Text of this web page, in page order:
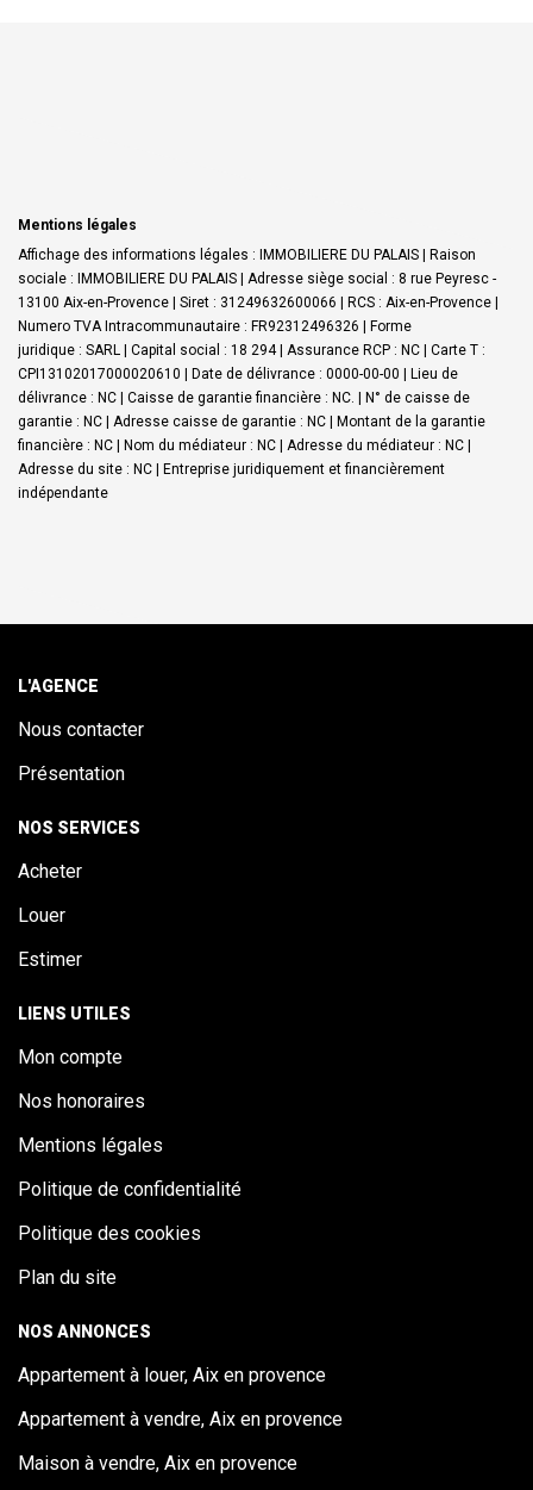
Mentions légales
Affichage des informations légales : IMMOBILIERE DU PALAIS | Raison
sociale : IMMOBILIERE DU PALAIS | Adresse siège social : 8 rue Peyresc -
13100 Aix-en-Provence | Siret : 31249632600066 | RCS : Aix-en-Provence |
Numero TVA Intracommunautaire : FR92312496326 | Forme
juridique : SARL | Capital social : 18 294 | Assurance RCP : NC | Carte T :
CPI13102017000020610 | Date de délivrance : 0000-00-00 | Lieu de
délivrance : NC | Caisse de garantie financière : NC. | N° de caisse de
garantie : NC | Adresse caisse de garantie : NC | Montant de la garantie
financière : NC | Nom du médiateur : NC | Adresse du médiateur : NC |
Adresse du site : NC | Entreprise juridiquement et financièrement
indépendante
L'AGENCE
Nous contacter
Présentation
NOS SERVICES
Acheter
Louer
Estimer
LIENS UTILES
Mon compte
Nos honoraires
Mentions légales
Politique de confidentialité
Politique des cookies
Plan du site
NOS ANNONCES
Appartement à louer, Aix en provence
Appartement à vendre, Aix en provence
Maison à vendre, Aix en provence